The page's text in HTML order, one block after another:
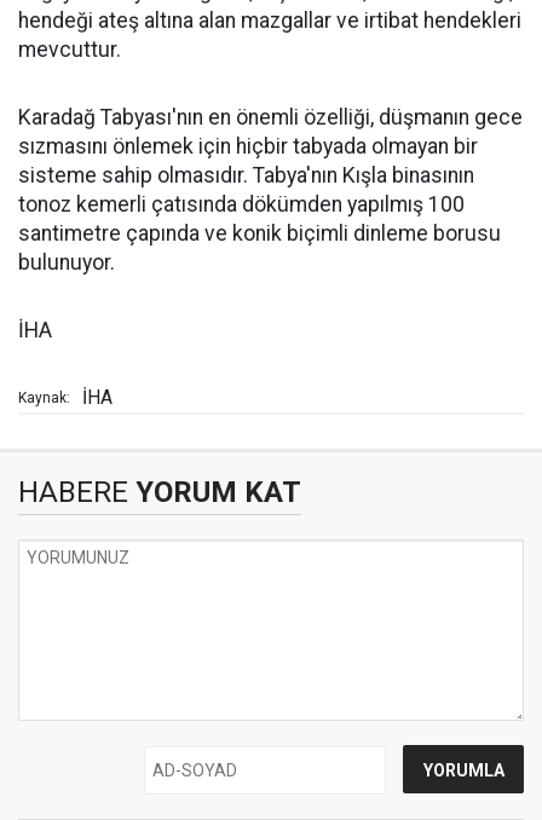
hendeği ateş altına alan mazgallar ve irtibat hendekleri
mevcuttur.
Karadağ Tabyası'nın en önemli özelliği, düşmanın gece
sızmasını önlemek için hiçbir tabyada olmayan bir
sisteme sahip olmasıdır. Tabya'nın Kışla binasının
tonoz kemerli çatısında dökümden yapılmış 100
santimetre çapında ve konik biçimli dinleme borusu
bulunuyor.
İHA
Kaynak: İHA
HABERE YORUM KAT